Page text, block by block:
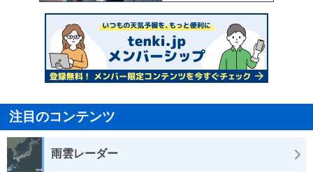
注目のコンテンツ
雨雲レーダー